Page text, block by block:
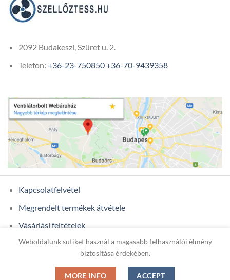
2092 Budakeszi, Szüret u. 2.
Telefon: +36-23-750850+36-70-9439358
Kapcsolatfelvétel
Megrendelt termékek átvétele
Vásárlási feltételek
Ügyfél adatok
Weboldalunk sütiket használ a magasabb felhasználói élmény
biztosítása érdekében.
MORE INFO ACCEPT